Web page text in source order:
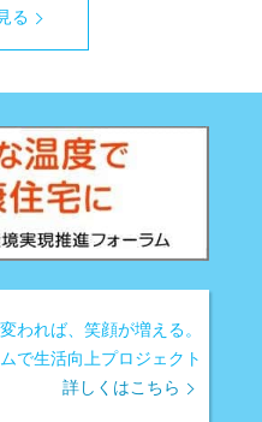
る
われば、笑顔が増える。
で生活向上プロジェクト
詳しくはこちら